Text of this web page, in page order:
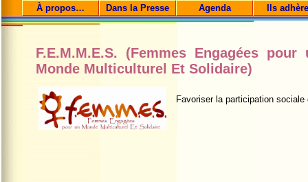
À propos… Dans la Presse Agenda Ils
F.E.M.M.E.S. (Femmes Engagées pour
Monde Multiculturel Et Solidaire)
Favoriser la participation